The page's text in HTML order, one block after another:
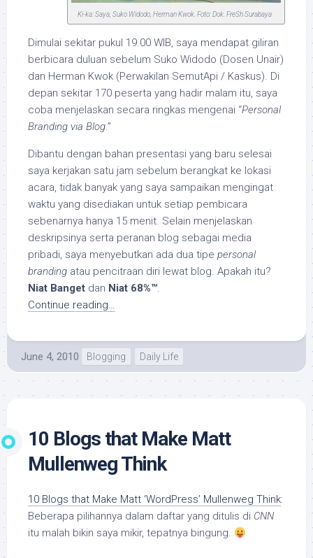
Ki-ka: Saya, Suko Widodo, Herman Kwok. Foto: Dok. FreSh Surabaya
Dimulai sekitar pukul 19.00 WIB, saya mendapat giliran
berbicara duluan sebelum Suko Widodo (Dosen Unair)
dan Herman Kwok (Perwakilan SemutApi / Kaskus). Di
depan sekitar 170 peserta yang hadir malam itu, saya
coba menjelaskan secara ringkas mengenai “Personal
Branding via Blog.”
Dibantu dengan bahan presentasi yang baru selesai
saya kerjakan satu jam sebelum berangkat ke lokasi
acara, tidak banyak yang saya sampaikan mengingat
waktu yang disediakan untuk setiap pembicara
sebenarnya hanya 15 menit. Selain menjelaskan
deskripsinya serta peranan blog sebagai media
pribadi, saya menyebutkan ada dua tipe personal
branding atau pencitraan diri lewat blog. Apakah itu?
Niat Banget dan Niat 68%™.
Continue reading…
June 4, 2010 Blogging Daily Life
10 Blogs that Make Matt
Mullenweg Think
10 Blogs that Make Matt ‘WordPress’ Mullenweg Think:
Beberapa pilihannya dalam daftar yang ditulis di CNN
itu malah bikin saya mikir, tepatnya bingung.